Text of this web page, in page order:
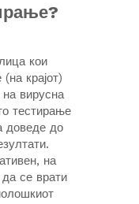
кои
крајот)
на вирусна
тестирање
доведе до
на
да се врати